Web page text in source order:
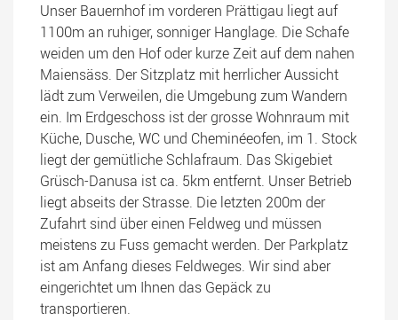
Unser Bauernhof im vorderen Prättigau liegt auf
1100m an ruhiger, sonniger Hanglage. Die Schafe
weiden um den Hof oder kurze Zeit auf dem nahen
Maiensäss. Der Sitzplatz mit herrlicher Aussicht
lädt zum Verweilen, die Umgebung zum Wandern
ein. Im Erdgeschoss ist der grosse Wohnraum mit
Küche, Dusche, WC und Cheminéeofen, im 1. Stock
liegt der gemütliche Schlafraum. Das Skigebiet
Grüsch-Danusa ist ca. 5km entfernt. Unser Betrieb
liegt abseits der Strasse. Die letzten 200m der
Zufahrt sind über einen Feldweg und müssen
meistens zu Fuss gemacht werden. Der Parkplatz
ist am Anfang dieses Feldweges. Wir sind aber
eingerichtet um Ihnen das Gepäck zu
transportieren.